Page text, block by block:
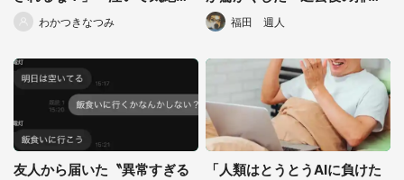
る」と4.6万人悲鳴
わかつきなつみ
口〟に17万人瞠目
福田 週人
友人から届いた〝異常すぎる
「人類はとうとうAIに負けた